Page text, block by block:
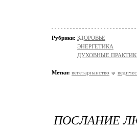
Рубрики: ЗДОРОВЬЕ
ЭНЕРГЕТИКА
ДУХОВНЫЕ
Метки: вегетарианство
ПОСЛАНИЕ